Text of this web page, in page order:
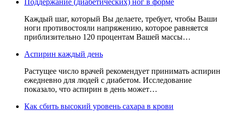
Поддержание (диабетических) ног в форме
Каждый шаг, который Вы делаете, требует, чтобы Ваши
ноги противостояли напряжению, которое равняется
приблизительно 120 процентам Вашей массы…
Аспирин каждый день
Растущее число врачей рекомендует принимать аспирин
ежедневно для людей с диабетом. Исследование
показало, что аспирин в день может…
Как сбить высокий уровень сахара в крови